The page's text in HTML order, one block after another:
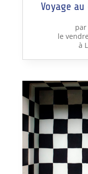
Voyage
le
à